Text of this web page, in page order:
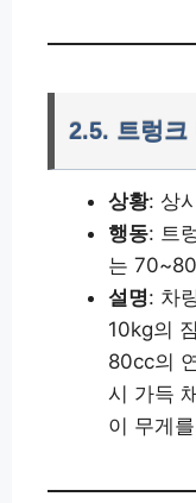
2.5. 트렁크
상황: 상
행동: 트
는
설명: 차
10kg의
80cc의
시 가득
이 무게